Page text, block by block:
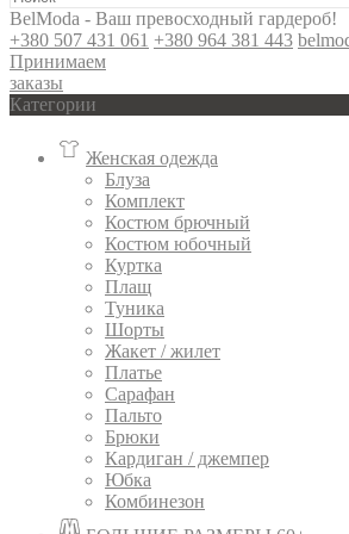
BelModa - Ваш превосходный гардероб!
+380 507 431 061 +380 964 381 443
Принимаем
заказы
Категории
Женская одежда
Блуза
Комплект
Костюм брючный
Костюм юбочный
Куртка
Плащ
Туника
Шорты
Жакет / жилет
Платье
Сарафан
Пальто
Брюки
Кардиган / джемпер
Юбка
Комбинезон